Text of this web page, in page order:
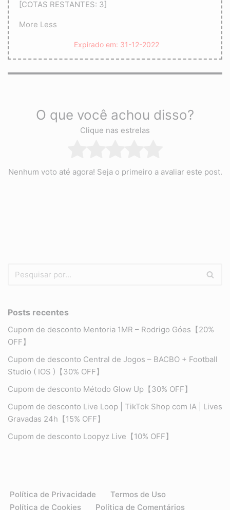
[COTAS RESTANTES: 3]
More Less
Expirado em: 31-12-2022
O que você achou disso?
Clique nas estrelas
Nenhum voto até agora! Seja o primeiro a avaliar este post.
Posts recentes
Cupom de desconto Mentoria 1MR – Rodrigo Góes【20%
OFF】
Cupom de desconto Central de Jogos – BACBO + Football
Studio ( IOS )【30% OFF】
Cupom de desconto Método Glow Up【30% OFF】
Cupom de desconto Live Loop | TikTok Shop com IA | Lives
Gravadas 24h【15% OFF】
Cupom de desconto Loopyz Live【10% OFF】
Política de Privacidade
Termos de Uso
Política de Cookies
Política de Comentários